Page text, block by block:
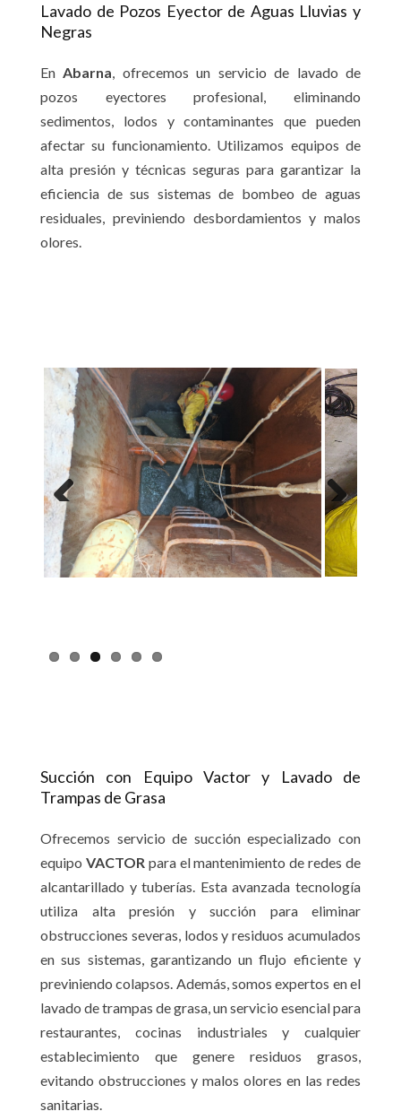
Lavado de Pozos Eyector de Aguas Lluvias y
Negras
EnAbarna, ofrecemos un servicio de lavado de
pozos eyectores profesional, eliminando
sedimentos, lodos y contaminantes que pueden
afectar su funcionamiento. Utilizamos equipos de
alta presión y técnicas seguras para garantizar la
eficiencia de sus sistemas de bombeo de aguas
residuales, previniendo desbordamientos y malos
olores.
Previous Next
Succión con Equipo Vactor y Lavado de
Trampas de Grasa
Ofrecemos servicio de succión especializado con
equipo VACTOR para el mantenimiento de redes de
alcantarillado y tuberías. Esta avanzada tecnología
utiliza alta presión y succión para eliminar
obstrucciones severas, lodos y residuos acumulados
en sus sistemas, garantizando un flujo eficiente y
previniendo colapsos. Además, somos expertos en el
lavado de trampas de grasa, un servicio esencial para
restaurantes, cocinas industriales y cualquier
establecimiento que genere residuos grasos,
evitando obstrucciones y malos olores en las redes
sanitarias.